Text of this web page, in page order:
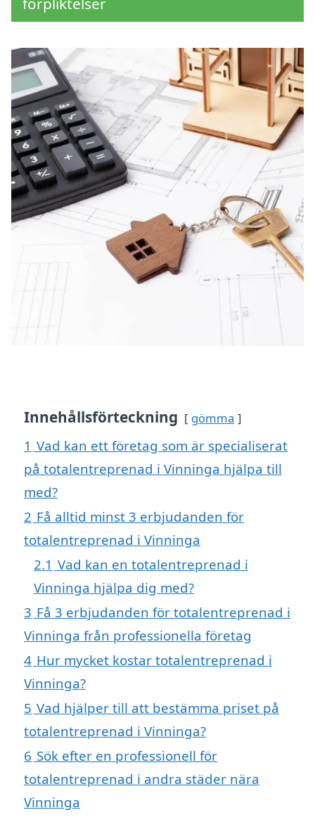
Innehållsförteckning gömma
1 Vad kan ett företag som är specialiserat
på totalentreprenad i Vinninga hjälpa till
med?
2 Få alltid minst 3 erbjudanden för
totalentreprenad i Vinninga
2.1 Vad kan en totalentreprenad i
Vinninga hjälpa dig med?
3 Få 3 erbjudanden för totalentreprenad i
Vinninga från professionella företag
4 Hur mycket kostar totalentreprenad i
Vinninga?
5 Vad hjälper till att bestämma priset på
totalentreprenad i Vinninga?
6 Sök efter en professionell för
totalentreprenad i andra städer nära
Vinninga